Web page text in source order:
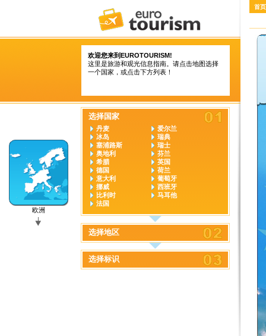
欢迎您来到EUROTOURISM!
这里是旅游和观光信息指南。请点击地图选择
一个国家，或点击下方列表！
欧洲
选择国家
丹麦
冰岛
塞浦路斯
奥地利
希腊
德国
意大利
挪威
比利时
法国
爱尔兰
瑞典
瑞士
芬兰
英国
荷兰
葡萄牙
西班牙
马耳他
选择地区
选择标识
首页